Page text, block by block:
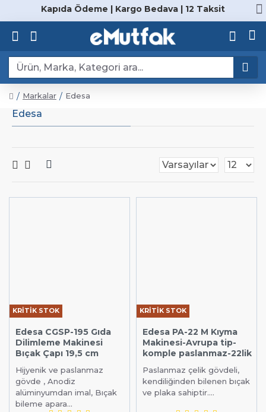
Kapıda Ödeme | Kargo Bedava | 12 Taksit
Markalar Edesa
Edesa
KRİTİK STOK
Edesa CGSP-195 Gıda
Dilimleme Makinesi
Bıçak Çapı 19,5 cm
Hijyenik ve paslanmaz
gövde , Anodiz
alüminyumdan imal, Bıçak
bileme apara...
KRİTİK STOK
Edesa PA-22 M Kıyma
Makinesi-Avrupa tip-
komple paslanmaz-22lik
Paslanmaz çelik gövdeli,
kendiliğinden bilenen bıçak
ve plaka sahiptir....